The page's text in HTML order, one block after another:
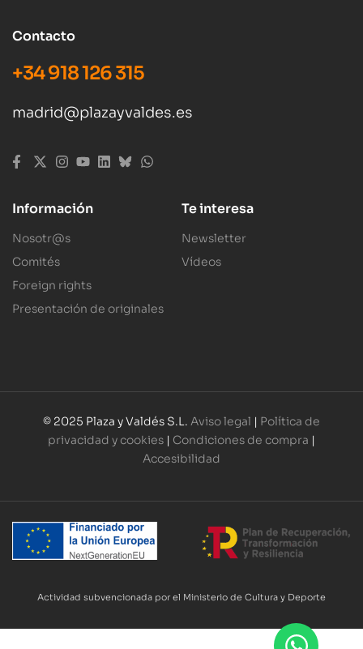
Contacto
+34 918 126 315
madrid@plazayvaldes.es
Información
Nosotr@s
Comités
Foreign rights
Presentación de originales
Te interesa
Newsletter
Vídeos
© 2025 Plaza y Valdés S.L. Aviso legal | Política de
privacidad y cookies | Condiciones de compra |
Accesibilidad
Actividad subvencionada por el Ministerio de Cultura y Deporte